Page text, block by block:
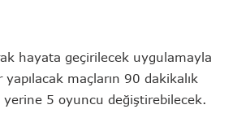
hayata geçirilecek uygulamayla
maçların 90 dakikalık
5 oyuncu değiştirebilecek.